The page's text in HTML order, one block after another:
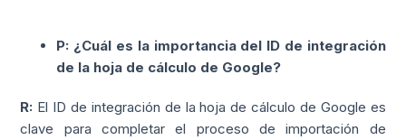
P: ¿Cuál es la importancia del ID de integración
de la hoja de cálculo de Google?
R: El ID de integración de la hoja de cálculo de Google es
clave para completar el proceso de importación de